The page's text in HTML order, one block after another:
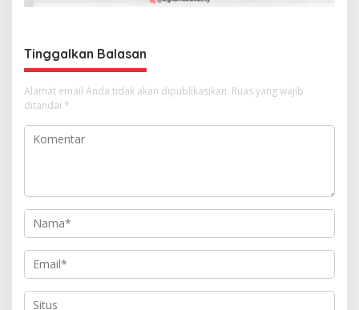
o
Tinggalkan Balasan
Alamat email Anda tidak akan dipublikasikan. Ruas yang wajib
ditandai *